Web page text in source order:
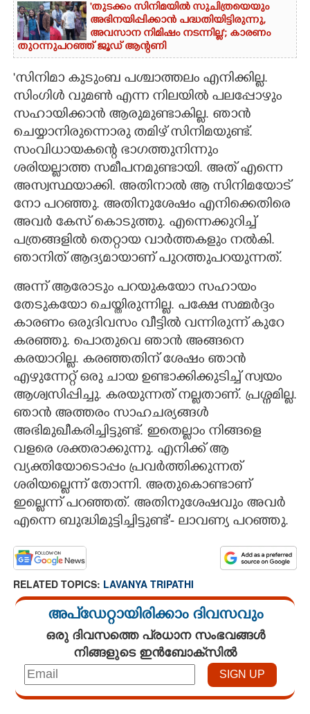
'തുടക്കം സിനിമയിൽ സുചിത്രയെയും
അഭിനയിപ്പിക്കാൻ പദ്ധതിയിട്ടിരുന്നു,​
അവസാന നിമിഷം നടന്നില്ല'; കാരണം
തുറന്നുപറഞ്ഞ് ജൂഡ് ആന്റണി
'സിനിമാ കുടുംബ പശ്ചാത്തലം എനിക്കില്ല.
സിംഗിൾ വുമൺ എന്ന നിലയിൽ പലപ്പോഴും
സഹായിക്കാൻ ആരുമുണ്ടാകില്ല. ഞാൻ
ചെയ്യാനിരുന്നൊരു തമിഴ് സിനിമയുണ്ട്.
സംവിധായകന്റെ ഭാഗത്തുനിന്നും
ശരിയല്ലാത്ത സമീപനമുണ്ടായി. അത് എന്നെ
അസ്വസ്ഥയാക്കി. അതിനാൽ ആ സിനിമയോട്
നോ പറഞ്ഞു. അതിനുശേഷം എനിക്കെതിരെ
അവർ കേസ് കൊടുത്തു. എന്നെക്കുറിച്ച്
പത്രങ്ങളിൽ തെറ്റായ വാർത്തകളും നൽകി.
ഞാനിത് ആദ്യമായാണ് പുറത്തുപറയുന്നത്.
അന്ന് ആരോടും പറയുകയോ സഹായം
തേടുകയോ ചെയ്തിരുന്നില്ല. പക്ഷേ സമ്മർദ്ദം
കാരണം ഒരുദിവസം വീട്ടിൽ വന്നിരുന്ന് കുറേ
കരഞ്ഞു. പൊതുവെ ഞാൻ അങ്ങനെ
കരയാറില്ല. കരഞ്ഞതിന് ശേഷം ഞാൻ
എഴുന്നേറ്റ് ഒരു ചായ ഉണ്ടാക്കിക്കുടിച്ച് സ്വയം
ആശ്വസിപ്പിച്ചു. കരയുന്നത് നല്ലതാണ്. പ്രശ്നമില്ല.
ഞാൻ അത്തരം സാഹചര്യങ്ങൾ
അഭിമുഖീകരിച്ചിട്ടുണ്ട്. ഇതെല്ലാം നിങ്ങളെ
വളരെ ശക്തരാക്കുന്നു. എനിക്ക് ആ
വ്യക്തിയോടൊപ്പം പ്രവർത്തിക്കുന്നത്
ശരിയല്ലെന്ന് തോന്നി. അതുകൊണ്ടാണ്
ഇല്ലെന്ന് പറഞ്ഞത്. അതിനുശേഷവും അവർ
എന്നെ ബുദ്ധിമുട്ടിച്ചിട്ടുണ്ട്'- ലാവണ്യ പറഞ്ഞു.
RELATED TOPICS: LAVANYA TRIPATHI
അപ്ഡേറ്റായിരിക്കാം ദിവസവും
ഒരു ദിവസത്തെ പ്രധാന സംഭവങ്ങൾ
നിങ്ങളുടെ ഇൻബോക്സിൽ